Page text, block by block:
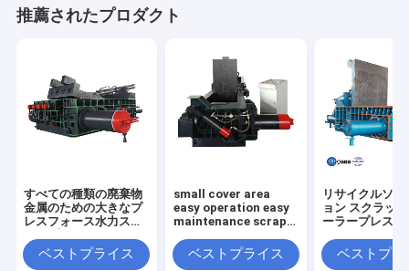
推薦されたプロダクト
すべての種類の廃棄物
金属のための大きなプ
レスフォース水力スク
ン
ベストプライス
small cover area
easy operation easy
maintenance scrap
for scrap yard
ベストプライス
リサイクルソ
ョン スクラッ
ーラープレスボ
機械重量 12～
ベストプラ